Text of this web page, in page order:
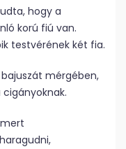
hogy a
korú fiú van.
testvérének két fia.
mérgében,